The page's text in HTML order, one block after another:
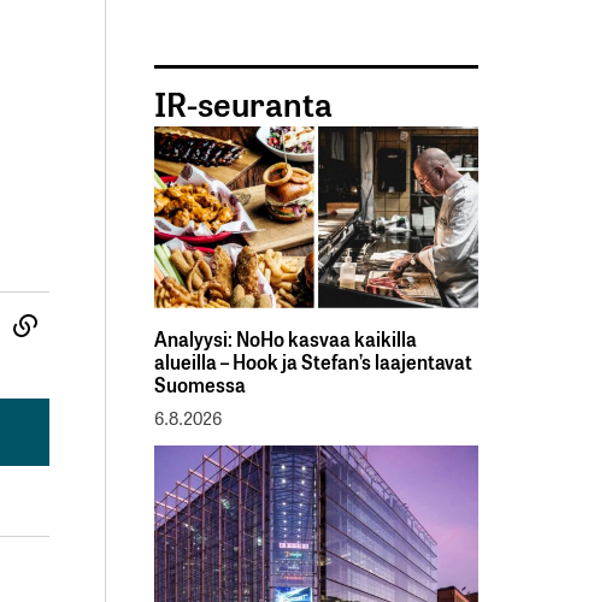
IR-seuranta
Analyysi: NoHo kasvaa kaikilla
alueilla – Hook ja Stefan’s laajentavat
Suomessa
6.8.2026